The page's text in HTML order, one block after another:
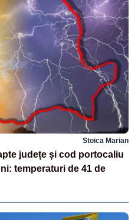
Stoica Marian
județe și cod portocaliu
temperaturi de 41 de